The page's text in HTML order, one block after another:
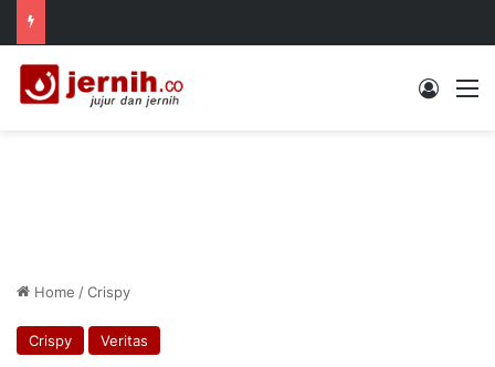
Log In
Home /Crispy
Crispy Veritas